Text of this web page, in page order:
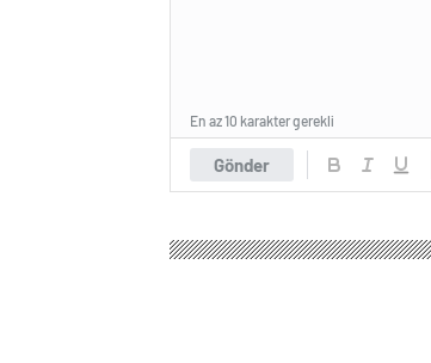
Gönder
En az 10 karakter gerekli
SES